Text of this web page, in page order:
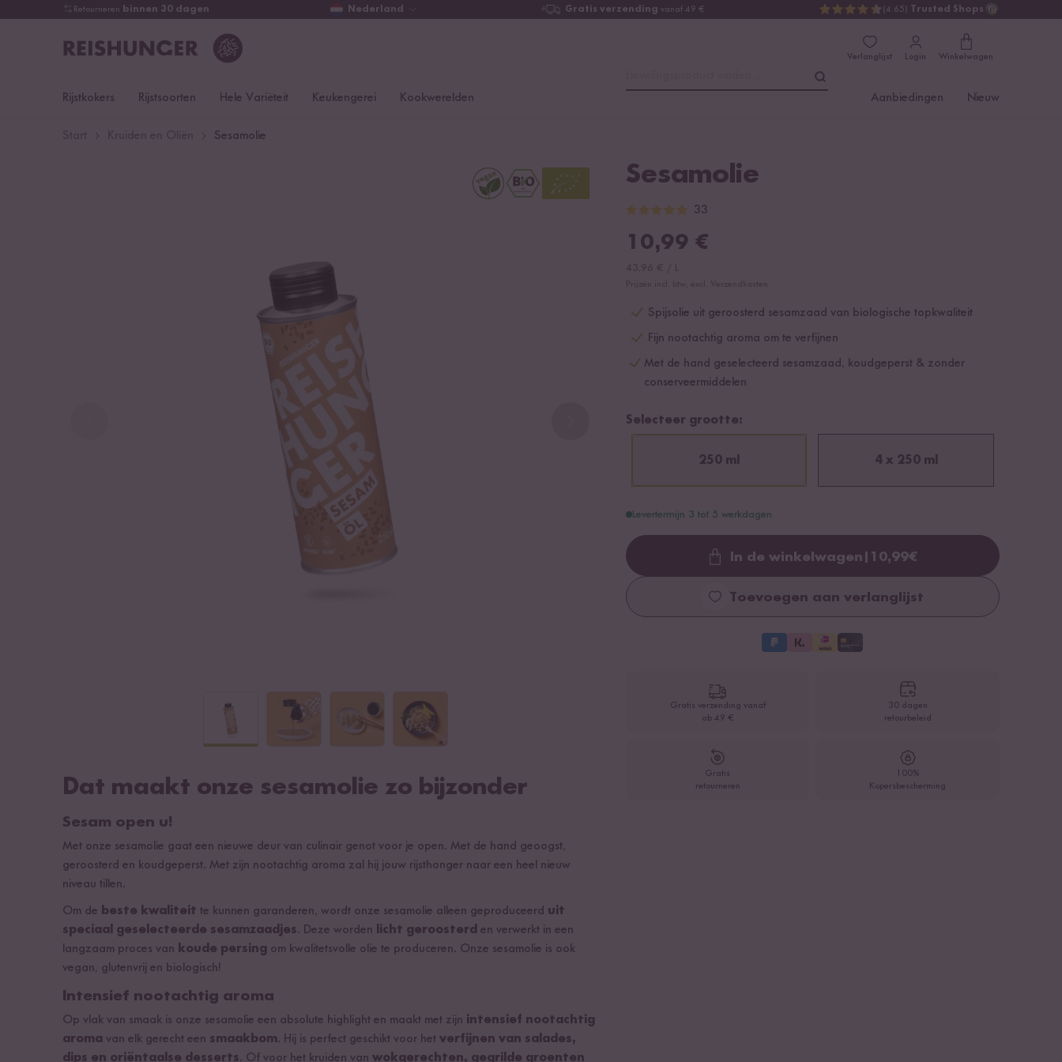
Retourneren binnen 30 dagen Nederland Gratis verzending vanaf 49 € (4.65) Trusted Shops
Verlanglijst Login Winkelwagen
Rijstkokers Rijstsoorten Hele Variëteit Keukengerei Kookwerelden Aanbiedingen Nieuw
Sesamolie
Sesamolie
33
10,99 €
Spijsolie uit geroosterd sesamzaad van biologische topkwaliteit
Fijn nootachtig aroma om te verfijnen
Met de hand geselecteerd sesamzaad, koudgeperst & zonder
conserveermiddelen
Selecteer grootte:
250 ml 4 x 250 ml
Levertermijn 3 tot 5 werkdagen
Loading...
In de winkelwagen 10,99€
Toevoegen aan verlanglijst
Gratis verzending vanaf
ab 49 €
30 dagen
retourbeleid
Gratis
retourneren
100%
Kopersbescherming
Dat maakt onze sesamolie zo bijzonder
Sesam open u!
Met onze sesamolie gaat een nieuwe deur van culinair genot voor je open. Met de hand geoogst,
geroosterd en koudgeperst. Met zijn nootachtig aroma zal hij jouw rijsthonger naar een heel nieuw
niveau tillen.
Om de beste kwaliteit te kunnen garanderen, wordt onze sesamolie alleen geproduceerd uit
speciaal geselecteerde sesamzaadjes. Deze worden licht geroosterd en verwerkt in een
langzaam proces van koude persing om kwalitetsvolle olie te produceren. Onze sesamolie is ook
vegan, glutenvrij en biologisch!
Intensief nootachtig aroma
Op vlak van smaak is onze sesamolie een absolute highlight en maakt met zijn intensief nootachtig
aroma van elk gerecht een smaakbom. Hij is perfect geschikt voor het verfijnen van salades,
dips en oriëntaalse desserts. Of voor het kruiden van wokgerechten, gegrilde groenten